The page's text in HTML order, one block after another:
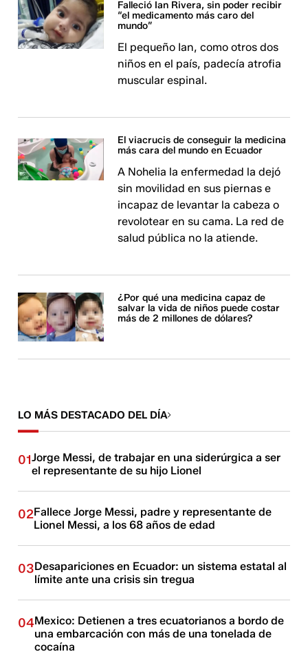
Falleció Ian Rivera, sin poder recibir
“el medicamento más caro del
mundo”
El pequeño Ian, como otros dos
niños en el país, padecía atrofia
muscular espinal.
El viacrucis de conseguir la medicina
más cara del mundo en Ecuador
A Nohelia la enfermedad la dejó
sin movilidad en sus piernas e
incapaz de levantar la cabeza o
revolotear en su cama. La red de
salud pública no la atiende.
¿Por qué una medicina capaz de
salvar la vida de niños puede costar
más de 2 millones de dólares?
LO MÁS DESTACADO DEL DÍA
01Jorge Messi, de trabajar en una siderúrgica a ser
el representante de su hijo Lionel
02Fallece Jorge Messi, padre y representante de
Lionel Messi, a los 68 años de edad
03Desapariciones en Ecuador: un sistema estatal al
límite ante una crisis sin tregua
04Mexico: Detienen a tres ecuatorianos a bordo de
una embarcación con más de una tonelada de
cocaína